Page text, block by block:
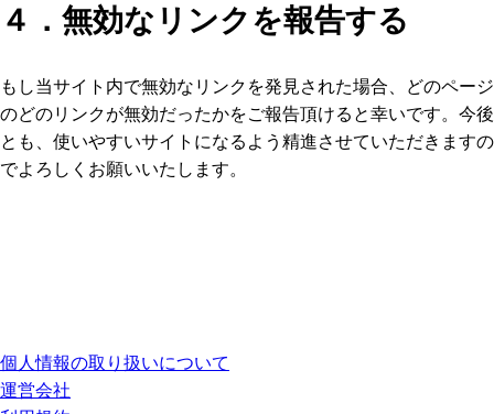
４．無効なリンクを報告する
もし当サイト内で無効なリンクを発見された場合、どのページ
のどのリンクが無効だったかをご報告頂けると幸いです。今後
とも、使いやすいサイトになるよう精進させていただきますの
でよろしくお願いいたします。
個人情報の取り扱いについて
運営会社